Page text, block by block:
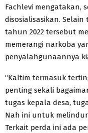
Fachlevi mengatakan,
disosialisasikan.
tahun 2022 tersebut
memerangi narkoba
penyalahgunaannya
“Kaltim termasuk
penting sekali
tugas kepala desa,
Nah ini untuk
Terkait perda ini ada